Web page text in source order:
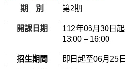
期 別 第2期
開課日期 112年06月30 日起
13:00 – 16:00
招生期間 即日起至06月25 日